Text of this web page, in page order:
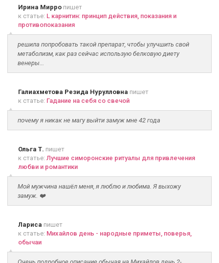
Ирина Мирро пишет
к статье: L карнитин: принцип действия, показания и
противопоказания
решила попробовать такой препарат, чтобы улучшить свой
метаболизм, как раз сейчас использую белковую диету
венеры...
Галиахметова Резида Нурулловна пишет
к статье: Гадание на себя со свечой
почему я никак не магу выйти замуж мне 42 года
Ольга Т. пишет
к статье: Лучшие симоронские ритуалы для привлечения
любви и романтики
Мой мужчина нашёл меня, я люблю и любима. Я выхожу
замуж. ❤️
Лариса пишет
к статье: Михайлов день - народные приметы, поверья,
обычаи